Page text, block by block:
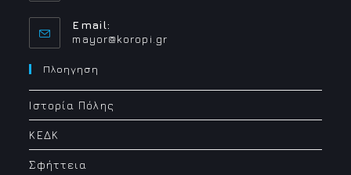
Email:
mayor@koropi.grOpens
Πλοηγηση
Ιστορία Πόλης
ΚΕΔΚ
Σφήττεια